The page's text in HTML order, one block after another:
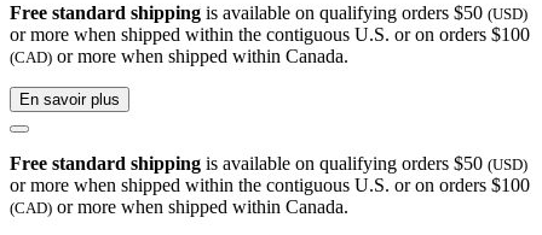
Free standard shipping is available on qualifying orders $50 (USD)
or more when shipped within the contiguous U.S. or on orders $100
(CAD) or more when shipped within Canada.
En savoir plus
Free standard shipping is available on qualifying orders $50 (USD)
or more when shipped within the contiguous U.S. or on orders $100
(CAD) or more when shipped within Canada.